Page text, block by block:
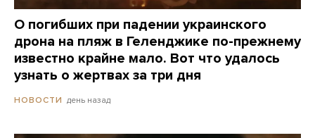
О погибших при падении украинского
дрона на пляж в Геленджике по-прежнему
известно крайне мало. Вот что удалось
узнать о жертвах за три дня
НОВОСТИ день назад